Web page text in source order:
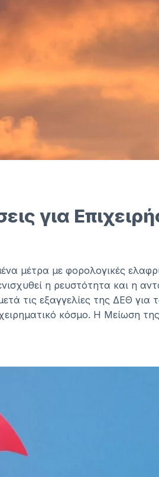
για
μέτρα με φορολογικές
η ρευστότητα και η
τις εξαγγελίες της ΔΕΘ
κόσμο. Η Μείωση